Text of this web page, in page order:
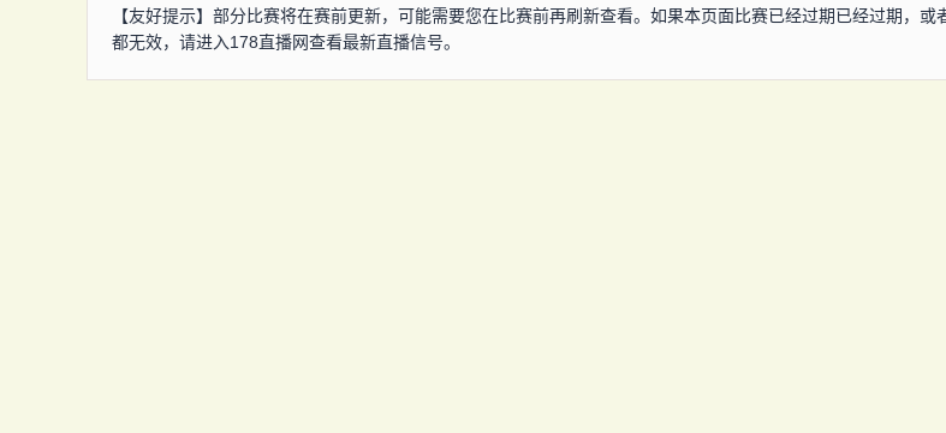
【友好提示】部分比赛将在赛前更新，可能需要您在比赛前再刷新查看。如果本页面比赛已经过期已经过期，或
都无效，请进入178直播网查看最新直播信号。